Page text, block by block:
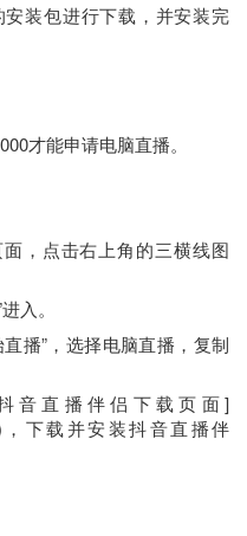
装包进行下载，并安装完
才能申请电脑直播。
，点击右上角的三横线图
入。
播”，选择电脑直播，复制
直播伴侣下载页面]
)，下载并安装抖音直播伴